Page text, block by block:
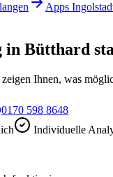
Apps
Bütthard
Ihnen, was
0170 598 8648
Individuelle